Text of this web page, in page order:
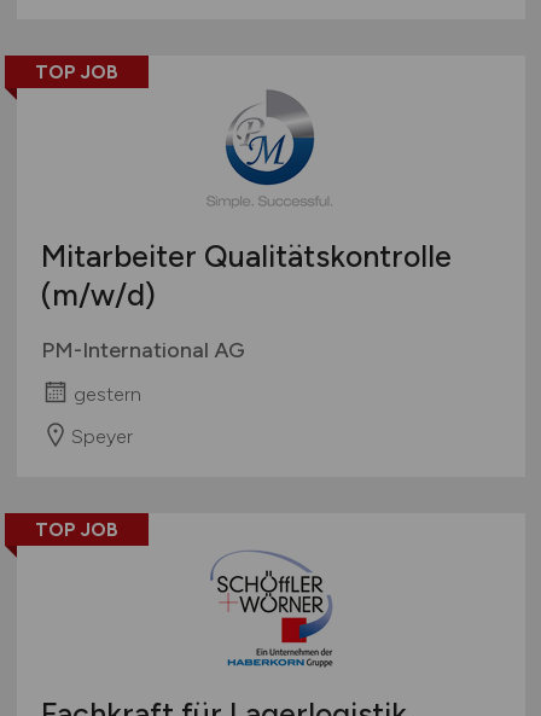
TOP JOB
Mitarbeiter Qualitätskontrolle
(m/w/d)
PM-International AG
gestern
Speyer
TOP JOB